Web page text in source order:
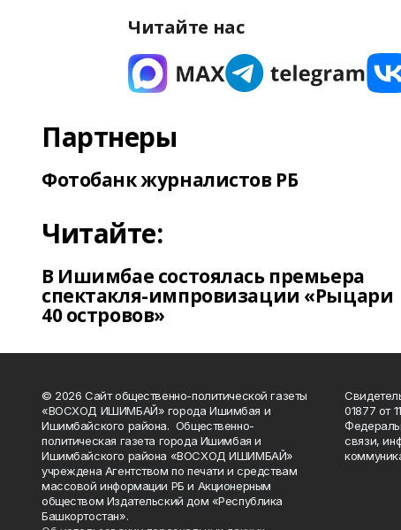
Читайте нас
Партнеры
Фотобанк журналистов РБ
Читайте:
В Ишимбае состоялась премьера
спектакля-импровизации «Рыцари
40 островов»
© 2026 Сайт общественно-политической газеты
«ВОСХОД ИШИМБАЙ» города Ишимбая и
Ишимбайского района. Общественно-
политическая газета города Ишимбая и
Ишимбайского района «ВОСХОД ИШИМБАЙ»
учреждена Агентством по печати и средствам
массовой информации РБ и Акционерным
обществом Издательский дом «Республика
Башкортостан».
01877 от
связи,